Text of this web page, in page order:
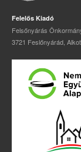
Felelős Kiadó
Felsőnyárás
3721 Feslőnyárád,